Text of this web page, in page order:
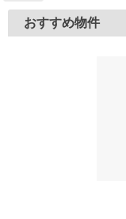
おすすめ物件